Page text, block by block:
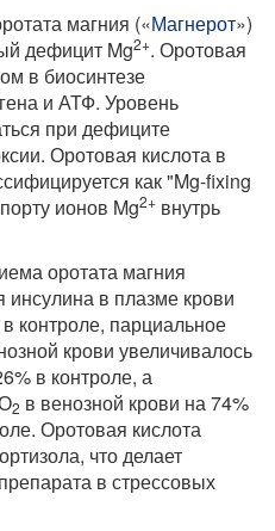
магния («Магнерот»)
дефицит Mg2+. Оротовая
в биосинтезе
и АТФ. Уровень
при дефиците
Оротовая кислота в
как "Mg-fixing
ионов Mg2+ внутрь
оротата магния
инсулина в плазме крови
контроле, парциальное
крови увеличивалось
в контроле, а
2 в венозной крови на 74%
Оротовая кислота
что делает
в стрессовых